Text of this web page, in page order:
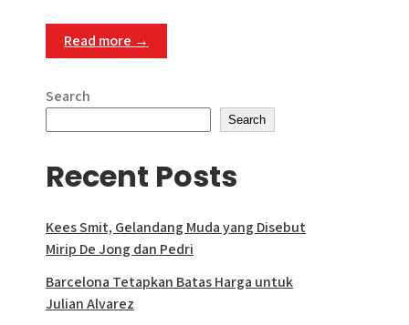
Read more →
Search
Search
Recent Posts
Kees Smit, Gelandang Muda yang Disebut
Mirip De Jong dan Pedri
Barcelona Tetapkan Batas Harga untuk
Julian Alvarez